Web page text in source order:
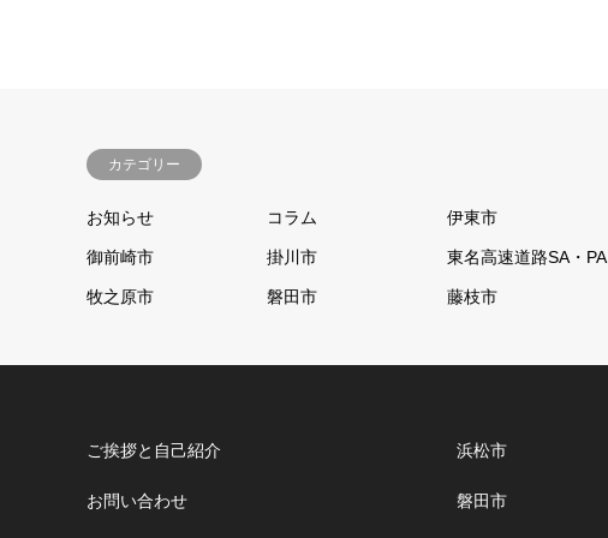
カテゴリー
お知らせ コラム 伊東市
御前崎市 掛川市 東名高速道路SA・PA
牧之原市 磐田市 藤枝市
ご挨拶と自己紹介
お問い合わせ
浜松市
磐田市